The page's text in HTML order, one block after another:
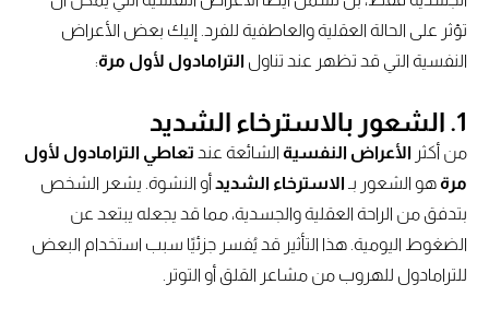
تؤثر على الحالة العقلية والعاطفية للفرد. إليك بعض الأعراض
النفسية التي قد تظهر عند تناول الترامادول لأول مرة:
من أكثرالأعراض النفسيةالشائعة عندتعاطي الترامادول لأول
مرةهو الشعور بـ الاسترخاء الشديدأو النشوة. يشعر الشخص
بتدفق من الراحة العقلية والجسدية، مما قد يجعله يبتعد عن
الضغوط اليومية. هذا التأثير قد يُفسر جزئيًا سبب استخدام البعض
للترامادول للهروب من مشاعر القلق أو التوتر.